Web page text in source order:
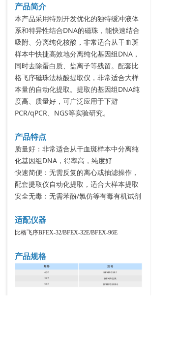
产品简介
本产品采用特别开发优化的独特缓冲液体
系和特异性结合DNA的磁珠，能快速结合
吸附、分离纯化核酸，非常适合从干血斑
样本中快捷高效地分离纯化基因组DNA，
同时去除蛋白质、盐离子等残留。配套比
格飞序磁珠法核酸提取仪，非常适合大样
本量的自动化提取。提取的基因组DNA纯
度高、质量好，可广泛应用于下游
PCR/qPCR、NGS等实验研究。
产品特点
质量好：非常适合从干血斑样本中分离纯
化基因组DNA，得率高，纯度好
快速简便：无需反复的离心或抽滤操作，
配套提取仪自动化提取，适合大样本提取
安全无毒：无需苯酚/氯仿等有毒有机试剂
适配仪器
比格飞序BFEX-32/BFEX-32E/BFEX-96E
产品规格